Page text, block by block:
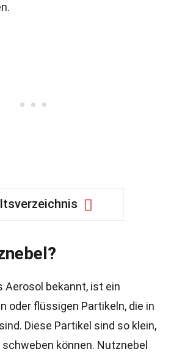
Aerosol bekannt, ist ein
oder flüssigen Partikeln, die in
Diese Partikel sind so klein,
können. Nutznebel